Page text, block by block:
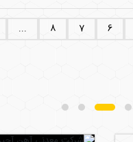
6
7
8
...